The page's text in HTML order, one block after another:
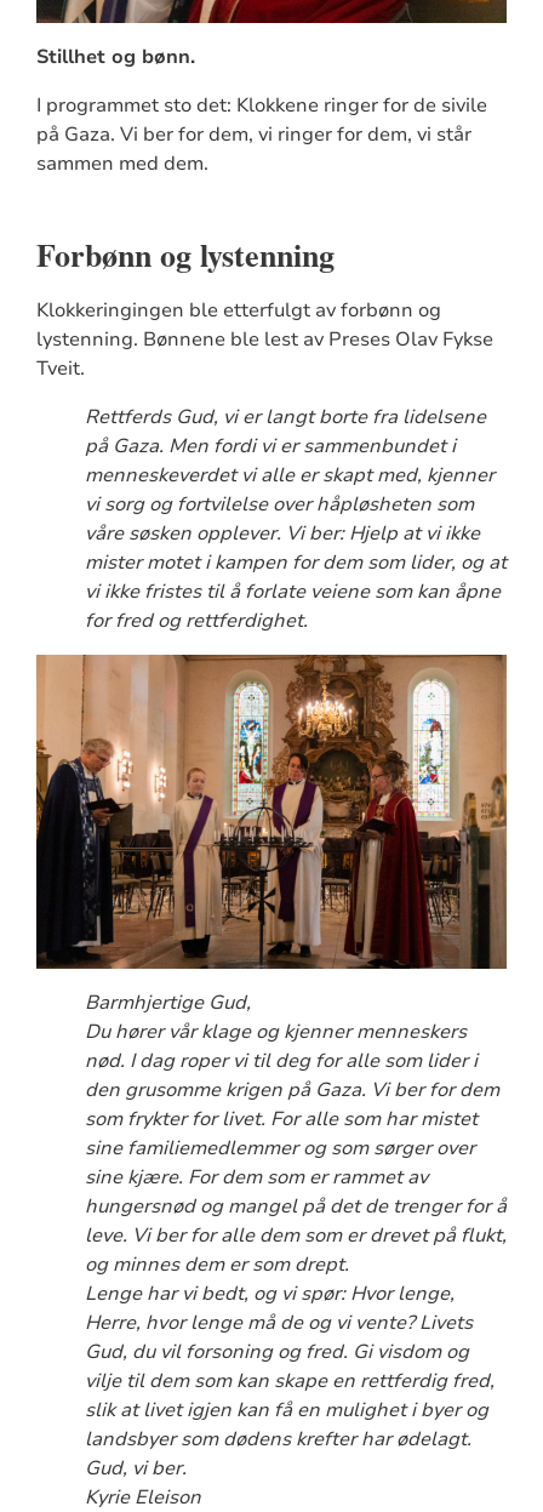
Stillhet og bønn.
I programmet sto det: Klokkene ringer for de sivile
på Gaza. Vi ber for dem, vi ringer for dem, vi står
sammen med dem.
Forbønn og lystenning
Klokkeringingen ble etterfulgt av forbønn og
lystenning. Bønnene ble lest av Preses Olav Fykse
Tveit.
Rettferds Gud, vi er langt borte fra lidelsene
på Gaza. Men fordi vi er sammenbundet i
menneskeverdet vi alle er skapt med, kjenner
vi sorg og fortvilelse over håpløsheten som
våre søsken opplever. Vi ber: Hjelp at vi ikke
mister motet i kampen for dem som lider, og at
vi ikke fristes til å forlate veiene som kan åpne
for fred og rettferdighet.
Barmhjertige Gud,
Du hører vår klage og kjenner menneskers
nød. I dag roper vi til deg for alle som lider i
den grusomme krigen på Gaza. Vi ber for dem
som frykter for livet. For alle som har mistet
sine familiemedlemmer og som sørger over
sine kjære. For dem som er rammet av
hungersnød og mangel på det de trenger for å
leve. Vi ber for alle dem som er drevet på flukt,
og minnes dem er som drept.
Lenge har vi bedt, og vi spør: Hvor lenge,
Herre, hvor lenge må de og vi vente? Livets
Gud, du vil forsoning og fred. Gi visdom og
vilje til dem som kan skape en rettferdig fred,
slik at livet igjen kan få en mulighet i byer og
landsbyer som dødens krefter har ødelagt.
Gud, vi ber.
Kyrie Eleison